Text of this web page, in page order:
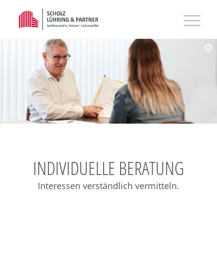
INDIVIDUELLE BERATUNG
Interessen verständlich vermitteln.